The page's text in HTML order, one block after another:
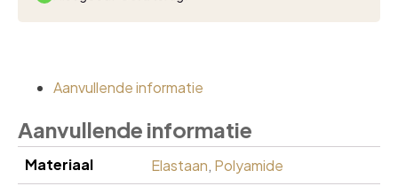
Aanvullende informatie
Aanvullende informatie
Materiaal Elastaan, Polyamide